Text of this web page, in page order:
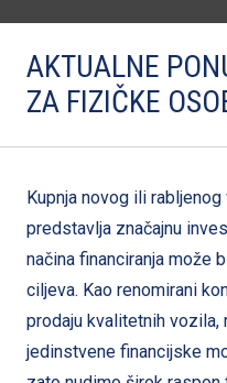
AKTUALNE
ZA FIZIČKE
Kupnja novog ili
predstavlja značajnu
načina financiranja može
ciljeva. Kao renomirani
prodaju kvalitetnih vozila,
jedinstvene financijske